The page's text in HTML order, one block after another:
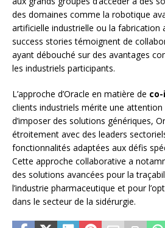
des domaines comme la robotique
artificielle industrielle ou la fabrication
success stories témoignent de
ayant débouché sur des avantages
les industriels participants.
L’approche d’Oracle en matière de
clients industriels mérite une
d’imposer des solutions génériques,
étroitement avec des leaders
fonctionnalités adaptées aux défis
Cette approche collaborative a
des solutions avancées pour la
l’industrie pharmaceutique et pour
dans le secteur de la sidérurgie.